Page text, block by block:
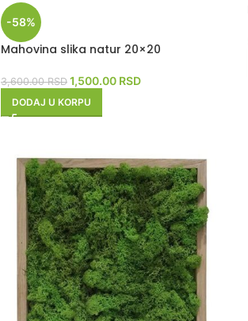
-58%
Mahovina slika natur 20×20
3,600.00RSD 1,500.00 RSD
DODAJ U KORPU